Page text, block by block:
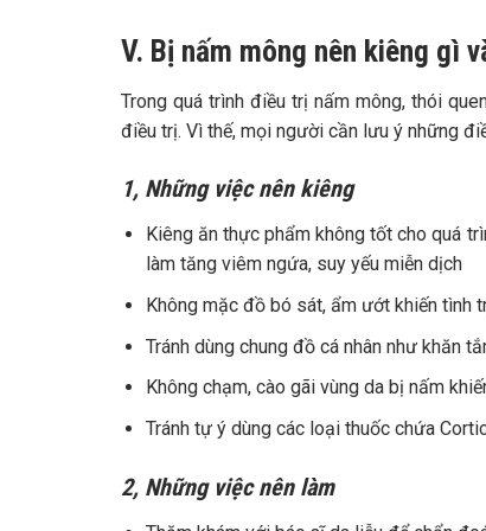
V. Bị nấm mông nên kiêng gì
Trong quá trình điều trị nấm mông, thói
điều trị. Vì thế, mọi người cần lưu ý những
1, Những việc nên kiêng
Kiêng ăn thực phẩm không tốt cho quá
làm tăng viêm ngứa, suy yếu miễn dịch
Không mặc đồ bó sát, ẩm ướt khiến tình
Tránh dùng chung đồ cá nhân như khăn
Không chạm, cào gãi vùng da bị nấm
Tránh tự ý dùng các loại thuốc chứa
2, Những việc nên làm